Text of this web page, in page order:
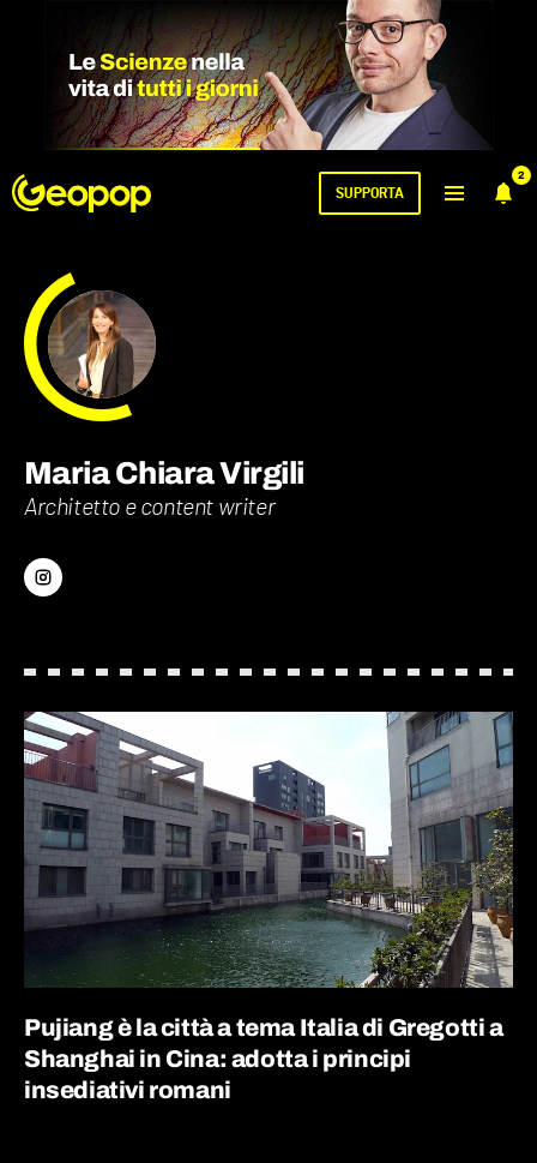
2
SUPPORTA
Maria Chiara Virgili
Architetto e content writer
Pujiang è la città a tema Italia di Gregotti a
Shanghai in Cina: adotta i principi
insediativi romani